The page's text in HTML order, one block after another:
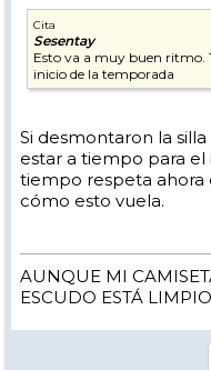
Cita
Sesentay
Esto va a muy buen ritmo.
inicio de la temporada
Si desmontaron la
estar a tiempo para el
tiempo respeta ahora
cómo esto vuela.
AUNQUE MI
ESCUDO ESTÁ LIMPIO